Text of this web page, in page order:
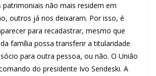
não mais residem em
outros já nos deixaram. Por isso, é
para recadastrar, mesmo que
família possa transferir a titularidade
para outra pessoa, ou não. O União
do presidente Ivo Sendeski. A